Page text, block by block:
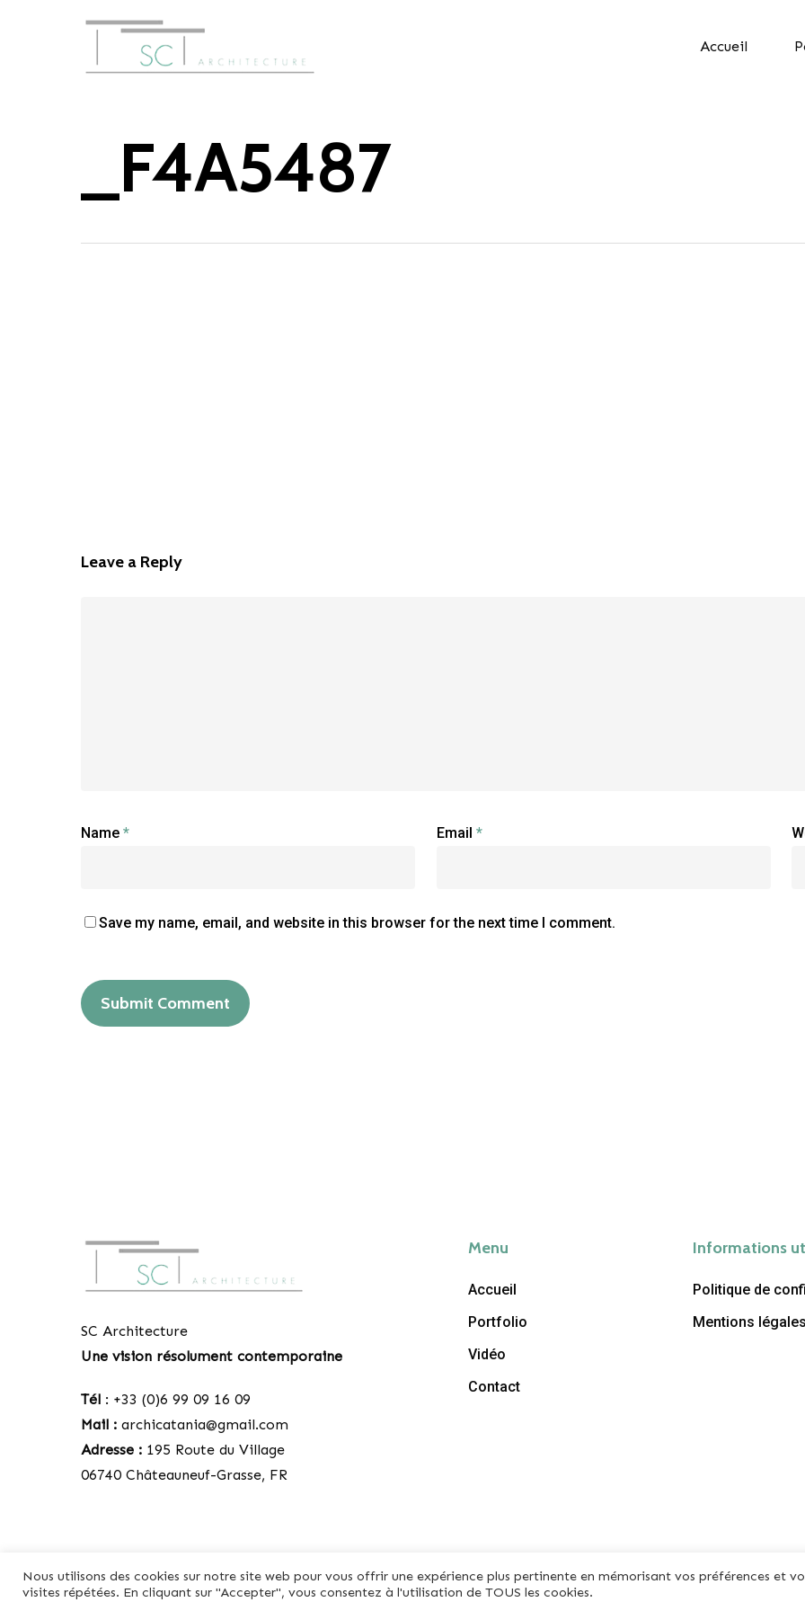
Accueil
_F4A5487
Leave a Reply
Name * Email *
Save my name, email, and website in this browser for the next time I comment.
SC Architecture
Une vision résolument contemporaine
Tél : +33 (0)6 99 09 16 09
Mail : archicatania@gmail.com
Adresse : 195 Route du Village
06740 Châteauneuf-Grasse, FR
Menu
Accueil
Portfolio
Vidéo
Contact
Informations
Politique de
Mentions légales
© Copyright 2020 - SC Architecture
Nous utilisons des cookies sur notre site web pour vous offrir une expérience plus pertinente en mémorisant vos préférences et
visites répétées. En cliquant sur "Accepter", vous consentez à l'utilisation de TOUS les cookies.